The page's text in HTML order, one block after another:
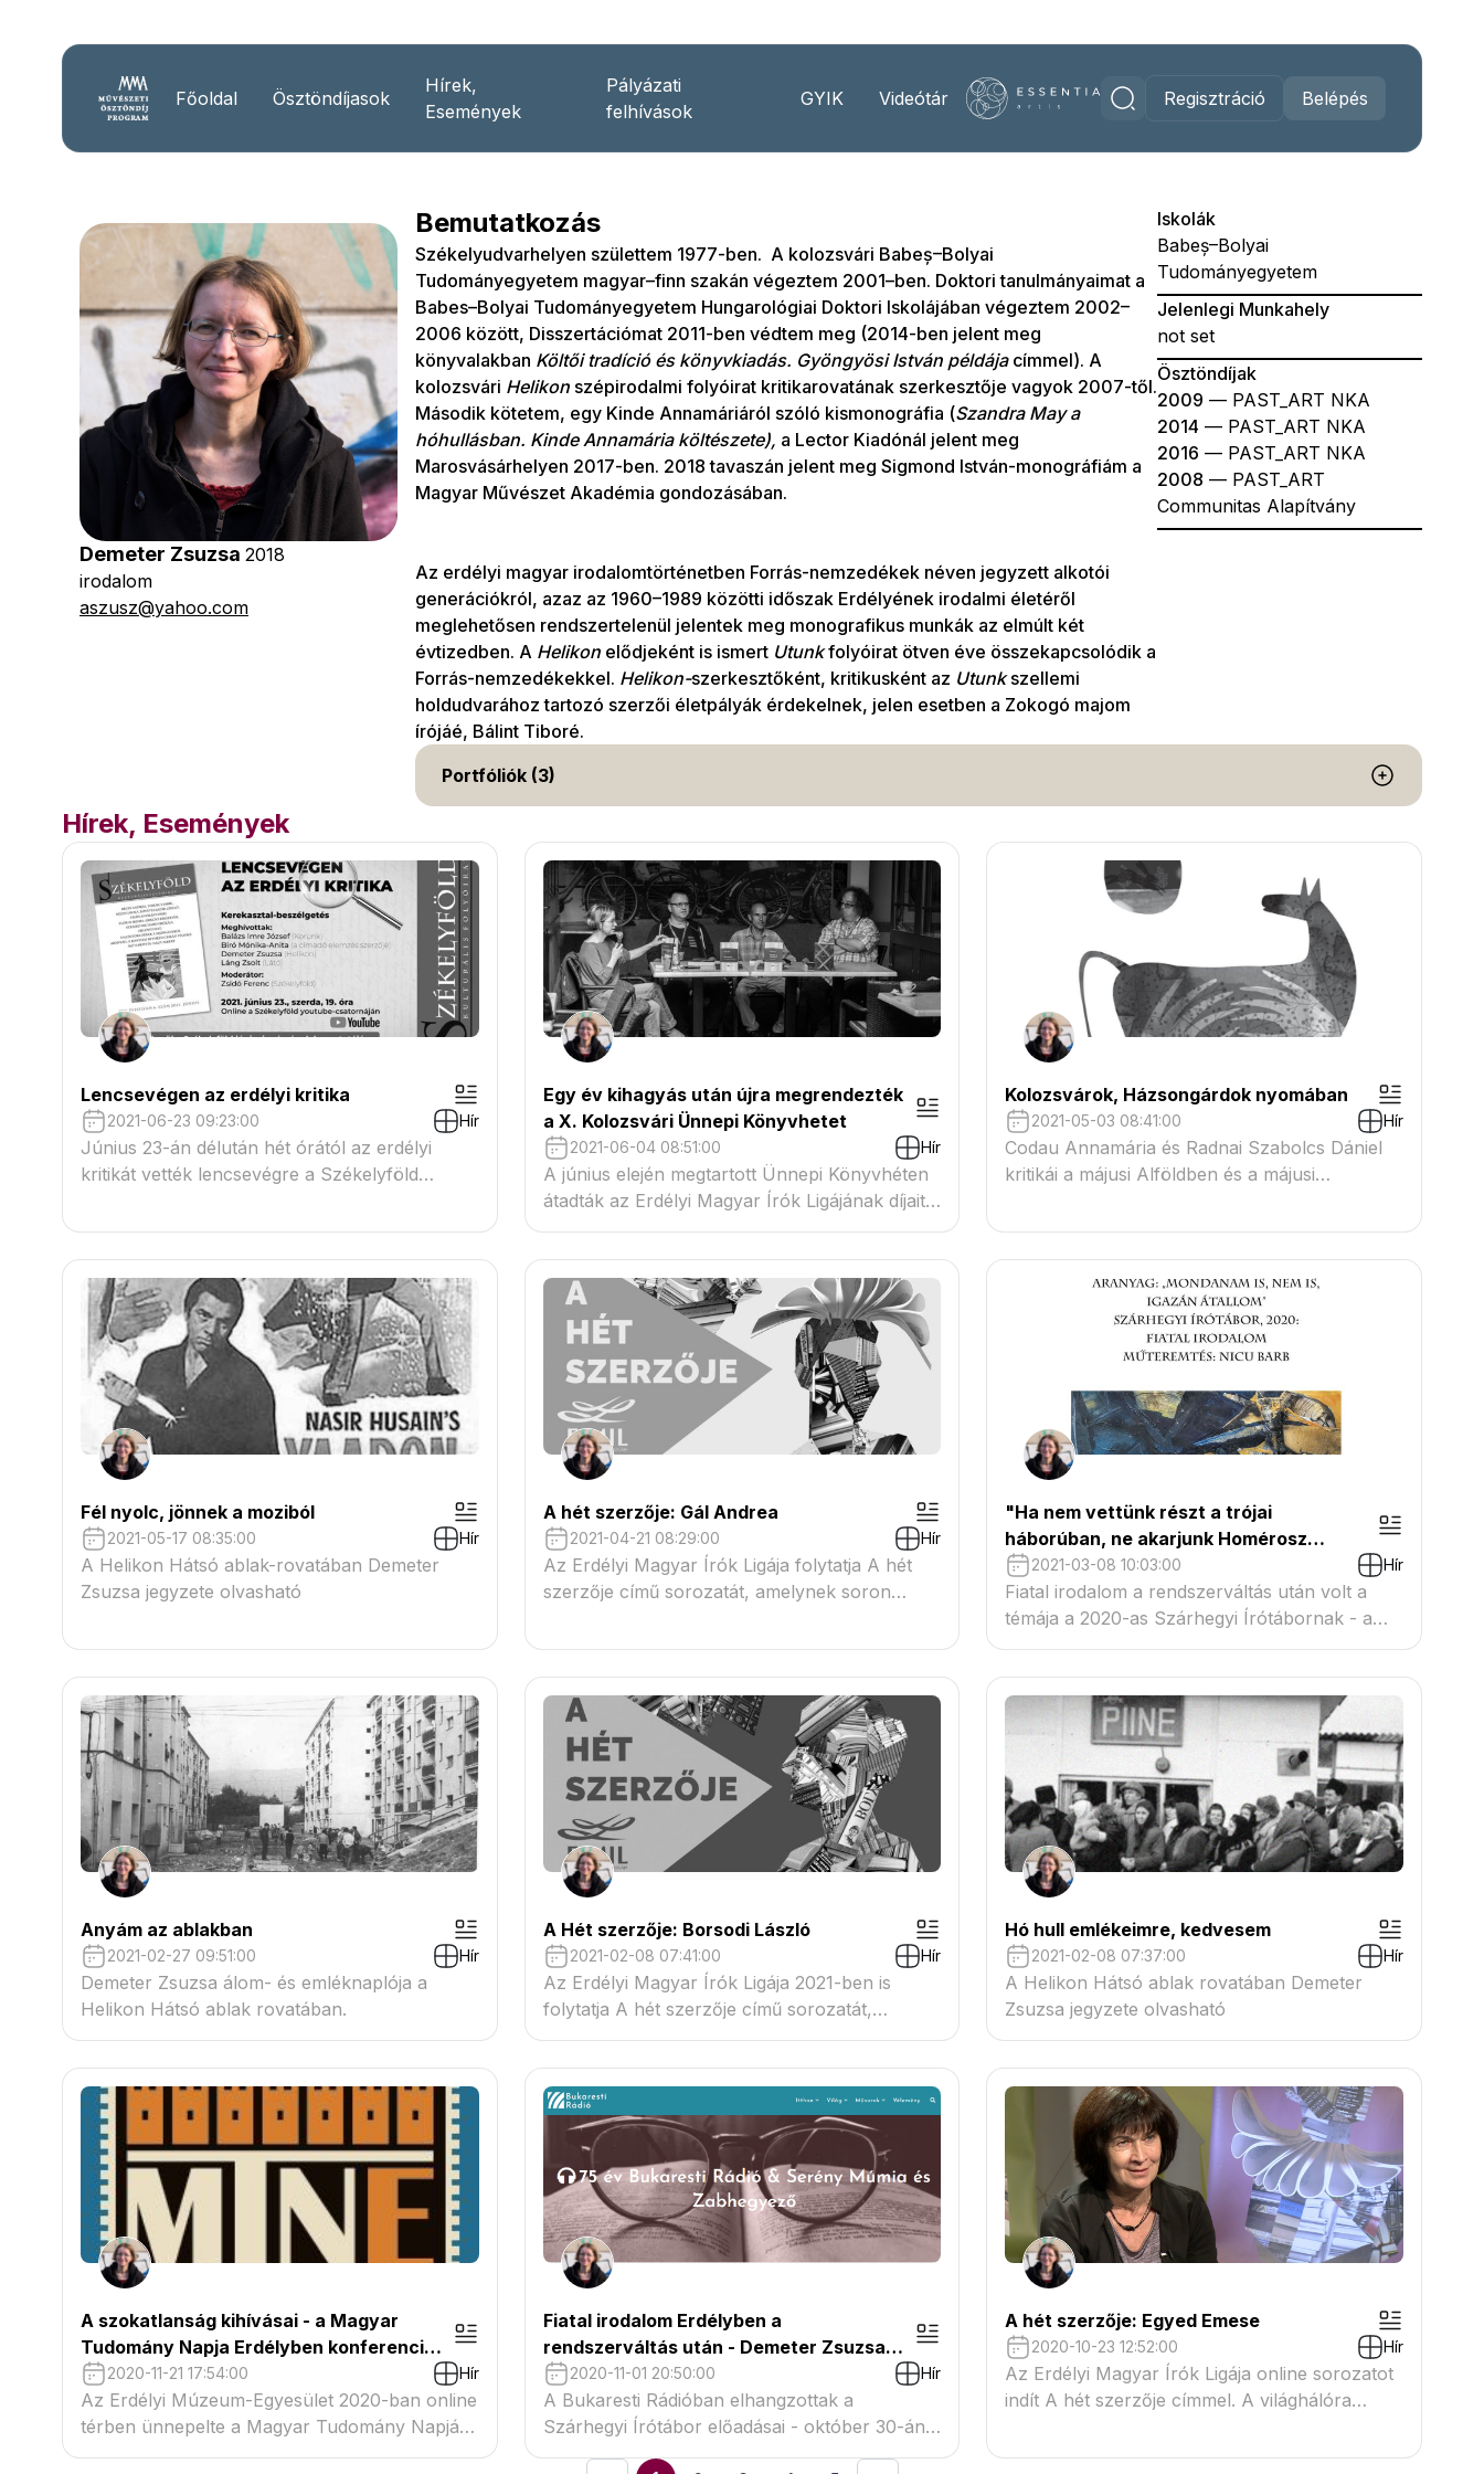
Főoldal Ösztöndíjasok
Hírek,
Események
Pályázati
felhívások
GYIK Videótár Regisztráció Belépés
Demeter Zsuzsa 2018
irodalom
aszusz@yahoo.com
Bemutatkozás
Székelyudvarhelyen születtem 1977-ben. A kolozsvári Babeș–Bolyai
Tudományegyetem magyar–finn szakán végeztem 2001–ben. Doktori tanulmányaimat a
Babes–Bolyai Tudományegyetem Hungarológiai Doktori Iskolájában végeztem 2002–
2006 között, Disszertációmat 2011-ben védtem meg (2014-ben jelent meg
könyvalakban Költői tradíció és könyvkiadás. Gyöngyösi István példájacímmel). A
kolozsvári Helikon szépirodalmi folyóirat kritikarovatának szerkesztője vagyok 2007-től.
Második kötetem, egy Kinde Annamáriáról szóló kismonográfia (Szandra May a
hóhullásban. Kinde Annamária költészete), a Lector Kiadónál jelent meg
Marosvásárhelyen 2017-ben. 2018 tavaszán jelent meg Sigmond István-monográfiám a
Magyar Művészet Akadémia gondozásában.
Az erdélyi magyar irodalomtörténetben Forrás-nemzedékek néven jegyzett alkotói
generációkról, azaz az 1960–1989 közötti időszak Erdélyének irodalmi életéről
meglehetősen rendszertelenül jelentek meg monografikus munkák az elmúlt két
évtizedben. A Helikon elődjeként is ismert Utunkfolyóirat ötven éve összekapcsolódik a
Forrás-nemzedékekkel. Helikon-szerkesztőként, kritikusként az Utunkszellemi
holdudvarához tartozó szerzői életpályák érdekelnek, jelen esetben a Zokogó majom
írójáé, Bálint Tiboré.
Iskolák
Babeș–Bolyai
Tudományegyetem
Jelenlegi Munkahely
not set
Ösztöndíjak
2009 — PAST_ART NKA
2014 — PAST_ART NKA
2016 — PAST_ART NKA
2008 — PAST_ART
Communitas Alapítvány
Portfóliók (3)
Hírek, Események
Lencsevégen az erdélyi kritika
2021-06-23 09:23:00 Hír
Június 23-án délután hét órától az erdélyi
kritikát vették lencsevégre a Székelyföld
az erdélyi folyóiratok kritikarovatainak
szerkesztői online kerekasztal-beszélgetés
formájában járták körül a kortárs erdélyi
irodalomkritika kurrens kérdéseit.
Egy év kihagyás után újra megrendezték
a X. Kolozsvári Ünnepi Könyvhetet
2021-06-04 08:51:00 Hír
A június elején megtartott Ünnepi Könyvhéten
átadták az Erdélyi Magyar Írók Ligájának díjait -
a Méhes György Nagydíjat Egyed Emese kapta
idén, akiről Demeter Zsuzsa mondott laudációt.
Kolozsvárok, Házsongárdok nyomában
2021-05-03 08:41:00 Hír
Codau Annamária és Radnai Szabolcs Dániel
kritikái a májusi Alföldben és a májusi
Kolozsvár-dialógusok kötetről.
Fél nyolc, jönnek a moziból
2021-05-17 08:35:00 Hír
A Helikon Hátsó ablak-rovatában Demeter
Zsuzsa jegyzete olvasható
A hét szerzője: Gál Andrea
2021-04-21 08:29:00 Hír
Az Erdélyi Magyar Írók Ligája folytatja A hét
szerzője című sorozatát, amelynek soron
szerkesztő, tanár volt. A hét szerzőjével
Demeter Zsuzsa irodalomtörténész, kritikus, a
Helikon főszerkesztő-helyettese beszélgetett.
"Ha nem vettünk részt a trójai
háborúban, ne akarjunk Homérosz
kritikusai lenni" - Demeter Zsuzsa
tanulmánya a márciusi Székelyföldben
2021-03-08 10:03:00 Hír
Fiatal irodalom a rendszerváltás után volt a
témája a 2020-as Szárhegyi Írótábornak - a
márciusi Székelyföld folyóiratban most a
táborban elhangzott előadások szerkesztett
változatait olvashatjuk.
Anyám az ablakban
2021-02-27 09:51:00 Hír
Demeter Zsuzsa álom- és emléknaplója a
Helikon Hátsó ablak rovatában.
A Hét szerzője: Borsodi László
2021-02-08 07:41:00 Hír
Az Erdélyi Magyar Írók Ligája 2021-ben is
folytatja A hét szerzője című sorozatát,
amelynek január 27–28-i meghívottja Borsodi L.
László költő, a Székelyföld kulturális havilap
egykori főszerkesztője. A hét szerzőjével
Demeter Zsuzsa irodalomtörténész
beszélgetett
Hó hull emlékeimre, kedvesem
2021-02-08 07:37:00 Hír
A Helikon Hátsó ablak rovatában Demeter
Zsuzsa jegyzete olvasható
A szokatlanság kihívásai - a Magyar
Tudomány Napja Erdélyben konferencia
előadásai
2020-11-21 17:54:00 Hír
Az Erdélyi Múzeum-Egyesület 2020-ban online
térben ünnepelte a Magyar Tudomány Napját
Erdélyben. A Nyelvészet-, irodalom-, néprajz-
Fiatal irodalom Erdélyben a
rendszerváltás után - Demeter Zsuzsa
szárhegyi előadása a Bukaresti Rádióban
2020-11-01 20:50:00 Hír
A Bukaresti Rádióban elhangzottak a
Szárhegyi Írótábor előadásai - október 30-án
Demeter Zsuzsa szerkesztő, kritikus a Helikon
A hét szerzője: Egyed Emese
2020-10-23 12:52:00 Hír
Az Erdélyi Magyar Írók Ligája online sorozatot
indít A hét szerzője címmel. A világhálóra
írói műhelyébe pillanthatnak be az érdeklődők.